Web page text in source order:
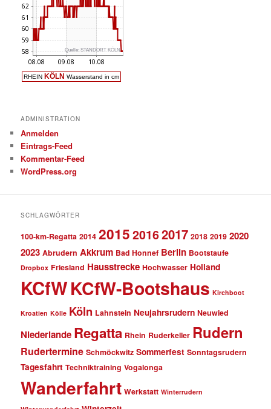
ADMINISTRATION
Anmelden
Eintrags-Feed
Kommentar-Feed
WordPress.org
SCHLAGWÖRTER
100-km-Regatta 2014 201520162017 2018 2019 2020
2023 Abrudern Akkrum Bad Honnef Berlin Bootstaufe
Dropbox Friesland Hausstrecke Hochwasser Holland
KCfWKCfW-Bootshaus Kirchboot
Kroatien Kölle Köln Lahnstein Neujahrsrudern Neuwied
Niederlande Regatta Rhein Ruderkeller Rudern
Rudertermine Schmöckwitz Sommerfest Sonntagsrudern
Tagesfahrt Techniktraining Vogalonga
Wanderfahrt Werkstatt Winterrudern